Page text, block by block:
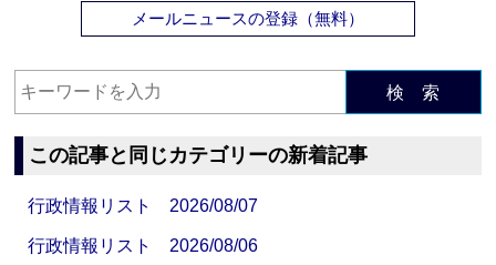
メールニュースの登録（無料）
検 索
この記事と同じカテゴリーの新着記事
行政情報リスト 2026/08/07
行政情報リスト 2026/08/06